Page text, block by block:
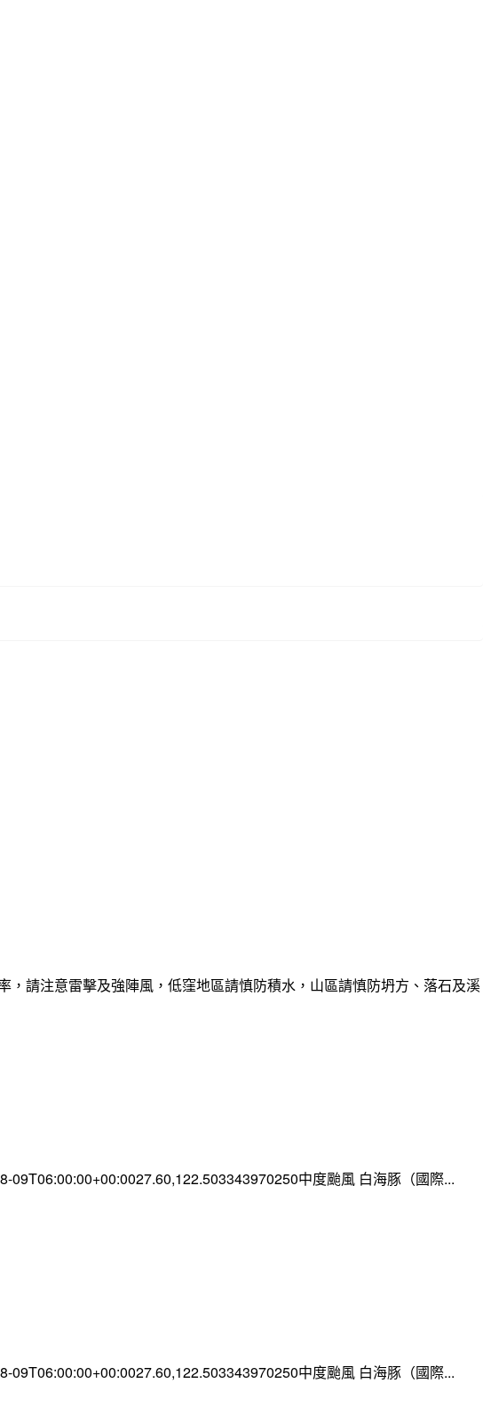
請注意雷擊及強陣風，低窪地區請慎防積水，山區請慎防坍方、落石及溪
中度颱風 白海豚（國際...
中度颱風 白海豚（國際...